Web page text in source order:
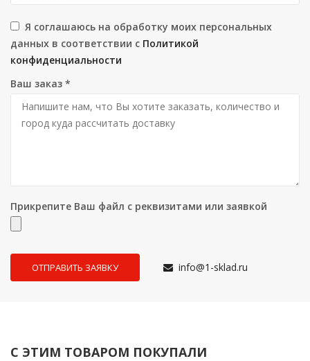
Я соглашаюсь на обработку моих персональных
данных в соответствии с Политикой
конфиденциальности
Ваш заказ *
Прикрепите Ваш файл с реквизитами или заявкой
info@1-sklad.ru
С ЭТИМ ТОВАРОМ ПОКУПАЛИ